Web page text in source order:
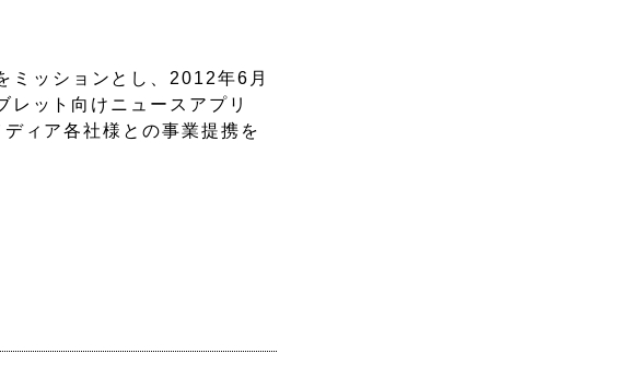
ミッションとし、2012年6月
ット向けニュースアプリ
ィア各社様との事業提携を